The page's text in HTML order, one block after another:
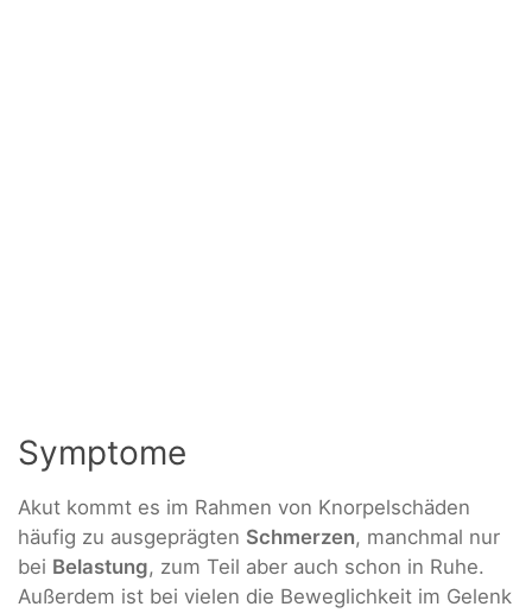
Symptome
Akut kommt es im Rahmen von Knorpelschäden
häufig zu ausgeprägten Schmerzen, manchmal nur
bei Belastung, zum Teil aber auch schon in Ruhe.
Außerdem ist bei vielen die Beweglichkeit im Gelenk